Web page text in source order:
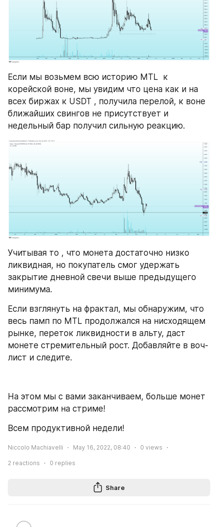
Если мы возьмем всю историю MTL  к
корейской воне, мы увидим что цена как и на
всех биржах к USDT , получила перелой, к воне
ближайших свингов не присутствует и
недельный бар получил сильную реакцию.
Учитывая то , что монета достаточно низко
ликвидная, но покупатель смог удержать
закрытие дневной свечи выше предыдущего
минимума.
Если взглянуть на фрактал, мы обнаружим, что
весь памп по MTL продолжался на нисходящем
рынке, переток ликвидности в альту, даст
монете стремительный рост. Добавляйте в воч-
лист и следите.
На этом мы с вами заканчиваем, больше монет
рассмотрим на стриме!
Всем продуктивной недели!
Niccolo Machiavelli May 16, 2022, 08:40 0 views
2 reactions 0 replies
Share